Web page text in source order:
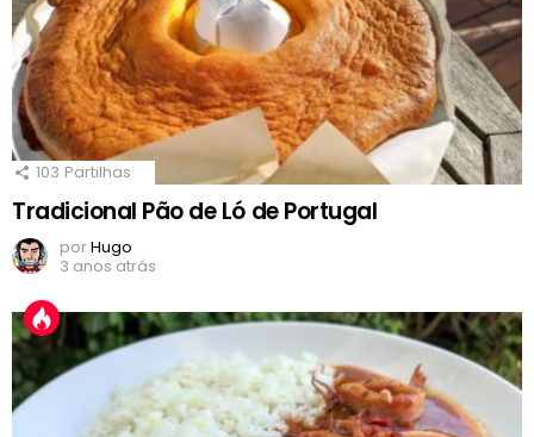
103 Partilhas
Tradicional Pão de Ló de Portugal
porHugo
3 anos atrás